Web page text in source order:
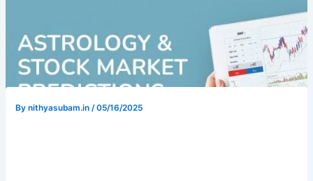
Bynithyasubam.in /05/16/2025